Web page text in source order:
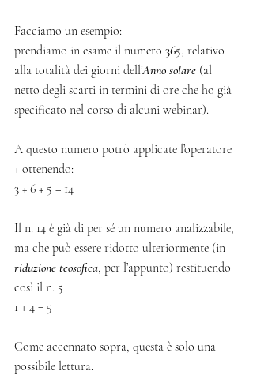
Facciamo un esempio:
prendiamo in esame il numero 365, relativo
alla totalità dei giorni dell’Anno solare (al
netto degli scarti in termini di ore che ho già
specificato nel corso di alcuni webinar).
A questo numero potrò applicate l’operatore
+ ottenendo:
3 + 6 + 5 = 14
Il n. 14 è già di per sé un numero analizzabile,
ma che può essere ridotto ulteriormente (in
riduzione teosofica, per l’appunto) restituendo
così il n. 5
1 + 4 = 5
Come accennato sopra, questa è solo una
possibile lettura.